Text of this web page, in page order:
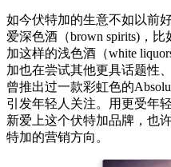
如今伏特加的生意不如以前
爱深色酒（brown spirits)，
加这样的浅色酒（white
加也在尝试其他更具话题性
曾推出过一款彩虹色的
引发年轻人关注。用更受年
新爱上这个伏特加品牌，也
特加的营销方向。